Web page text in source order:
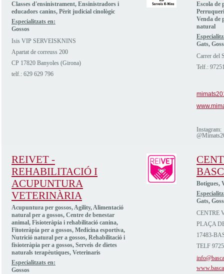
Classes d'ensinistrament, Ensinistradors i
educadors canins, Pèrit judicial cinològic
Especialitzats en:
Gossos
Isis VIP SERVEISKNINS
Apartat de correuss 200
CP 17820 Banyoles (Girona)
telf.: 629 629 796
Escola de
Venda de
natural
Gats,
Carrer del
Telf.:
Instagram:
REIVET -
REHABILITACIÓ I
ACUPUNTURA
VETERINÀRIA
Acupuntura per gossos, Agility, Alimentació
natural per a gossos, Centre de benestar
animal, Fisioteràpia i rehabilitació canina,
Fitoteràpia per a gossos, Medicina esportiva,
Nutrició natural per a gossos, Rehabilitació i
fisioteràpia per a gossos, Serveis de dietes
naturals terapèutiques, Veterinaris
Especialitzats en:
Gossos
Botigues,
Gats,
CENTRE
PLAÇA
17483-
TELF